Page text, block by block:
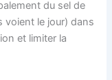
du sel de
voient le jour) dans
et limiter la